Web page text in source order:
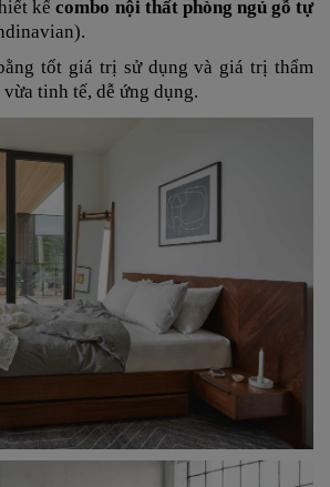
kếcombo nội thất phòng ngủ gỗ tự
tốt giá trị sử dụng và giá trị thẩm
tinh tế, dễ ứng dụng.